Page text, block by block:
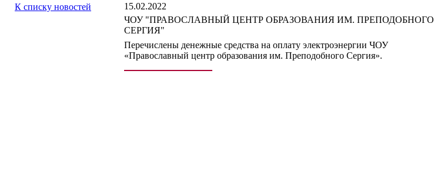
К списку новостей
15.02.2022
ЧОУ "ПРАВОСЛАВНЫЙ ЦЕНТР ОБРАЗОВАНИЯ ИМ. ПРЕПОДОБНОГО
СЕРГИЯ"
Перечислены денежные средства на оплату электроэнергии ЧОУ
«Православный центр образования им. Преподобного Сергия».